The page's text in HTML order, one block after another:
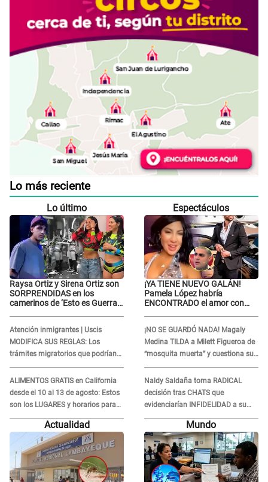
Lo más reciente
Lo último
Raysa Ortiz y Sirena Ortiz son
SORPRENDIDAS en los
camerinos de ‘Esto es Guerra’
Gabriel Moisés: “Gracias”
Atención inmigrantes | Uscis
MODIFICA SUS REGLAS: Los
trámites migratorios que podrían
necesitar tu prueba de ADN
ALIMENTOS GRATIS en California
desde el 10 al 13 de agosto: Estos
son los LUGARES y horarios para
recibir la ayuda
Espectáculos
¡YA TIENE NUEVO GALÁN!
Pamela López habría
ENCONTRADO el amor con
la ECHA en VIVO
¡NO SE GUARDÓ NADA! Magaly
Medina TILDA a Milett Figueroa de
“mosquita muerta” y cuestiona su
RECONCILIACIÓN con Marcelo
Tinelli en TV argentina
Naldy Saldaña toma RADICAL
decisión tras CHATS que
evidenciarían INFIDELIDAD a su
novio con animador de 'La Bella
Luz': "Un día..."
Actualidad Mundo